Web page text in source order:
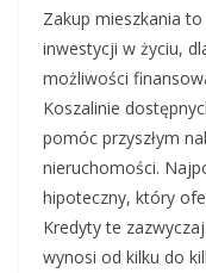
Zakup mieszkania
inwestycji w życiu,
możliwości
Koszalinie
pomóc przyszłym
nieruchomości.
hipoteczny, który
Kredyty te
wynosi od kilku do